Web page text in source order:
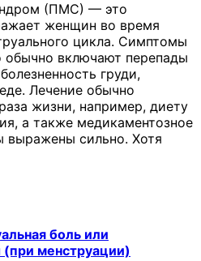
(ПМС) — это
женщин во время
цикла. Симптомы
включают перепады
груди,
Лечение обычно
жизни, например, диету
а также медикаментозное
выражены сильно. Хотя
боль или
менструации)